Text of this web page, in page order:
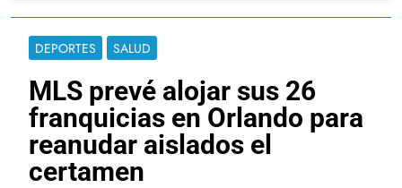
DEPORTES SALUD
MLS prevé alojar sus 26
franquicias en Orlando para
reanudar aislados el
certamen